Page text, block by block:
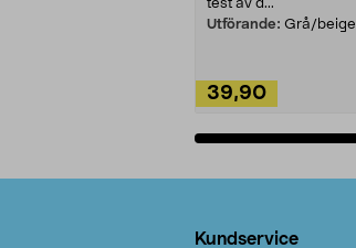
test av d...
Utförande: Grå/beige
39,90
Kundservice